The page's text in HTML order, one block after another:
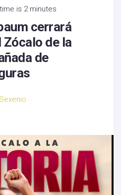
is 2 minutes
cerrará
Zócalo de la
de